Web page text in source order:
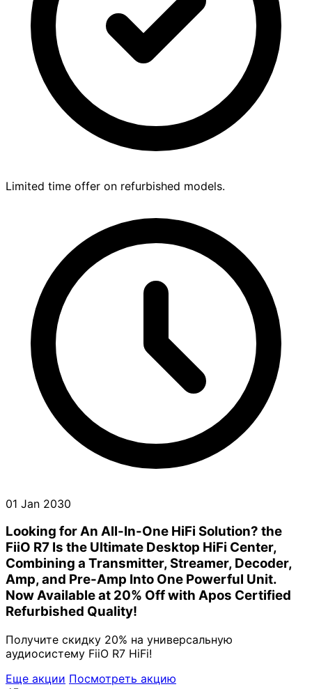
Limited time offer on refurbished models.
01 Jan 2030
Looking for An All-In-One HiFi Solution? the
FiiO R7 Is the Ultimate Desktop HiFi Center,
Combining a Transmitter, Streamer, Decoder,
Amp, and Pre-Amp Into One Powerful Unit.
Now Available at 20% Off with Apos Certified
Refurbished Quality!
Получите скидку 20% на универсальную
аудиосистему FiiO R7 HiFi!
Еще акции Посмотреть акцию